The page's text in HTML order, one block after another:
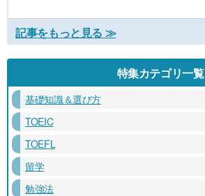
記事をもっと見る ≫
特集カテゴリ一覧
基礎知識＆選び方
TOEIC
TOEFL
留学
勉強法